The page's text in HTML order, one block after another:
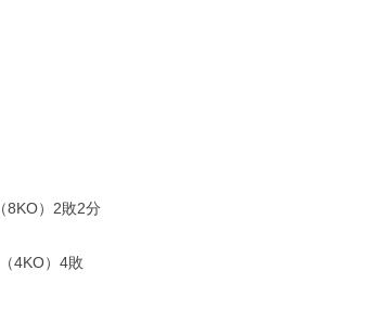
8KO）2敗2分
4KO）4敗